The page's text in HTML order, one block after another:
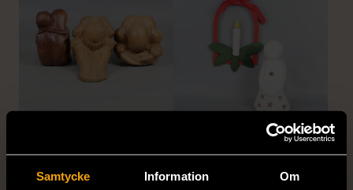
Samtycke Information Om
OKÄNT MÄRKE
Tre olika sittande
OKÄNT MÄRKE
Vit ljuslykta ängel och